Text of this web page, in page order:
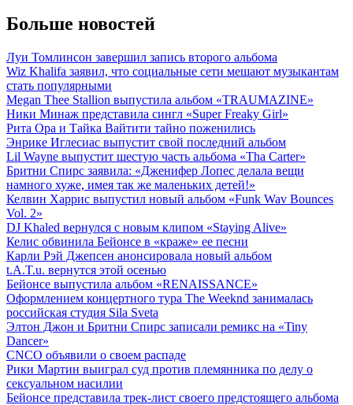
Больше новостей
Луи Томлинсон завершил запись второго альбома
Wiz Khalifa заявил, что социальные сети мешают музыкантам
стать популярными
Megan Thee Stallion выпустила альбом «TRAUMAZINE»
Ники Минаж представила сингл «Super Freaky Girl»
Рита Ора и Тайка Вайтити тайно поженились
Энрике Иглесиас выпустит свой последний альбом
Lil Wayne выпустит шестую часть альбома «Tha Carter»
Бритни Спирс заявила: «Дженифер Лопес делала вещи
намного хуже, имея так же маленьких детей!»
Келвин Харрис выпустил новый альбом «Funk Wav Bounces
Vol. 2»
DJ Khaled вернулся с новым клипом «Staying Alive»
Келис обвинила Бейонсе в «краже» ее песни
Карли Рэй Джепсен анонсировала новый альбом
t.A.T.u. вернутся этой осенью
Бейонсе выпустила альбом «RENAISSANCE»
Оформлением концертного тура The Weeknd занималась
российская студия Sila Sveta
Элтон Джон и Бритни Спирс записали ремикс на «Tiny
Dancer»
CNCO объявили о своем распаде
Рики Мартин выиграл суд против племянника по делу о
сексуальном насилии
Бейонсе представила трек-лист своего предстоящего альбома